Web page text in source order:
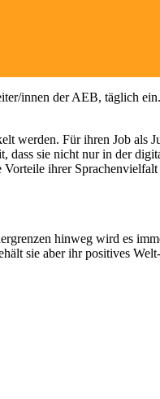
innen der AEB, täglich
werden. Für ihren Job als
sie nicht nur in der
ihrer Sprachenvielfalt
hinweg wird es
sie aber ihr positives